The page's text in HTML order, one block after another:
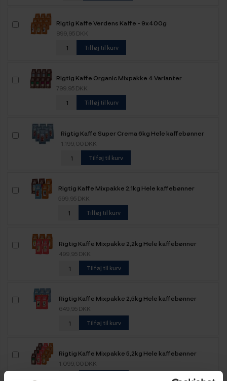
Rigtig Kaffe Verdens Kaffe - 9x400g
899,95 DKK
Tilføj til kurv
Rigtig Kaffe Organic Mixpakke 4 Varianter
799,95 DKK
Tilføj til kurv
Rigtig Kaffe Super Crema 6kg Hele kaffebønner
1.199,00 DKK
Tilføj til kurv
Rigtig Kaffe Mixpakke 2,1kg Hele kaffebønner
599,95 DKK
Tilføj til kurv
Rigtig Kaffe Mixpakke 2,2kg Hele kaffebønner
499,95 DKK
Tilføj til kurv
Rigtig Kaffe Mixpakke 2,5kg Hele kaffebønner
649,95 DKK
Tilføj til kurv
Rigtig Kaffe Mixpakke 5,2kg Hele kaffebønner
1.099,00 DKK